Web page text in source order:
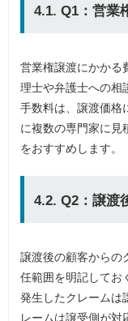
4.1. Q1：営業
営業権譲渡にかかる
理士や弁護士への相
手数料は、譲渡価格
に複数の専門家に見
をおすすめします。
4.2. Q2：譲渡
譲渡後の顧客からの
任範囲を明記してお
発生したクレームは
レームは譲受側が対